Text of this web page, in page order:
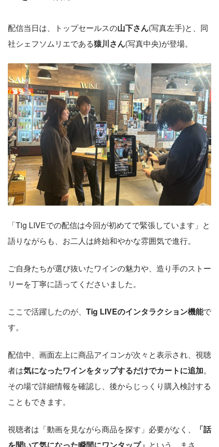
配信当日は、トップセールスの山下さん(写真左手)と、同
社シェフソムリエである猿川さん(写真中央)が登場。
「Tig LIVEでの配信は今回が初めてで緊張しています」と
語りながらも、お二人は終始和やかな雰囲気で進行。
ご自身たちが選び抜いたワインの魅力や、造り手のストー
リーを丁寧に語ってくださいました。
ここで活躍したのが、 Tig LIVEのインタラクション機能で
す。
配信中、画面左上に商品アイコンが次々と表示され、視聴
者は気になったワインをタップするだけでカートに追加。
その場で詳細情報を確認し、後からじっくり購入検討する
こともできます。
視聴者は「動画を見ながら商品を探す」必要がなく、
「話